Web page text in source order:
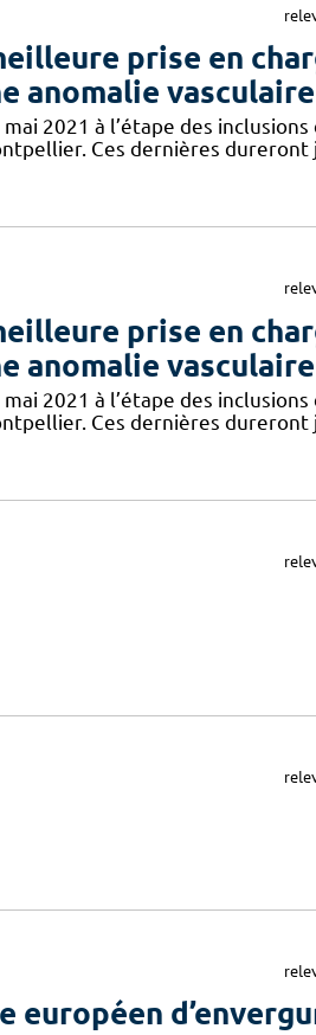
prise en
anomalie
2021 à l’étape des
Ces dernières dureront
prise en
anomalie
2021 à l’étape des
Ces dernières dureront
européen